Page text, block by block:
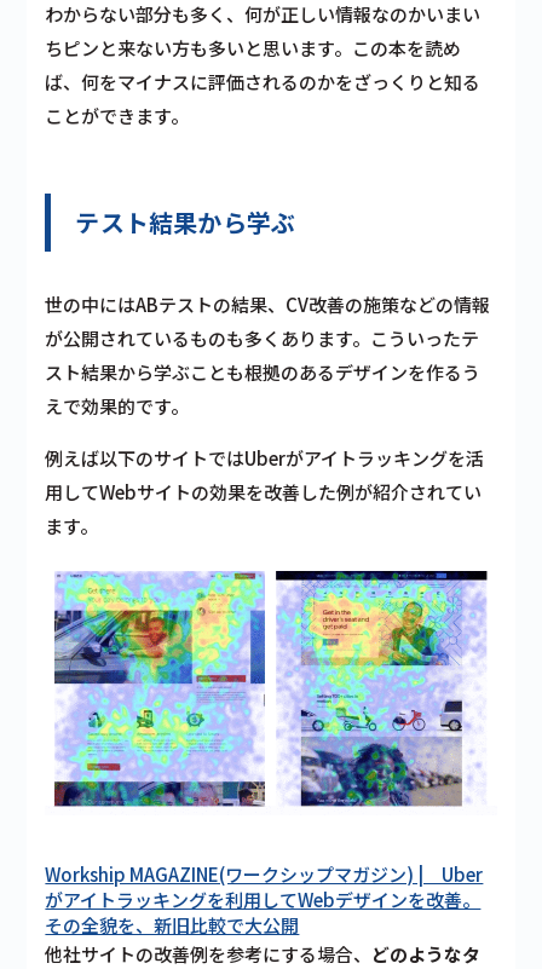
わからない部分も多く、何が正しい情報なのかいまい
ちピンと来ない方も多いと思います。この本を読め
ば、何をマイナスに評価されるのかをざっくりと知る
ことができます。
テスト結果から学ぶ
世の中にはABテストの結果、CV改善の施策などの情報
が公開されているものも多くあります。こういったテ
スト結果から学ぶことも根拠のあるデザインを作るう
えで効果的です。
例えば以下のサイトではUberがアイトラッキングを活
用してWebサイトの効果を改善した例が紹介されてい
ます。
Workship MAGAZINE(ワークシップマガジン) | Uber
がアイトラッキングを利用してWebデザインを改善。
その全貌を、新旧比較で大公開
他社サイトの改善例を参考にする場合、 どのようなタ